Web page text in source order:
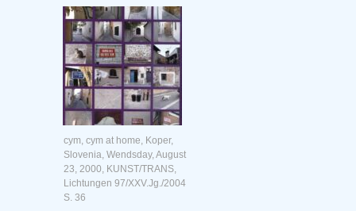
cym, cym at home, Koper,
Slovenia, Wendsday, August
23, 2000, KUNST/TRANS,
Lichtungen 97/XXV.Jg./2004
S. 36